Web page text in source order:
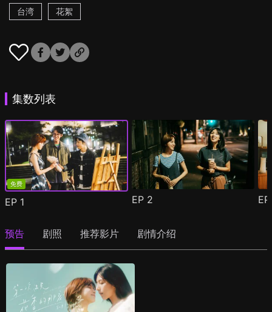
台湾 花絮
集数列表
免费
EP 1 EP 2
预告 剧照 推荐影片 剧情介绍